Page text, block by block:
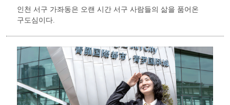
인천 서구 가좌동은 오랜 시간 서구 사람들의 삶을 품어온
구도심이다.